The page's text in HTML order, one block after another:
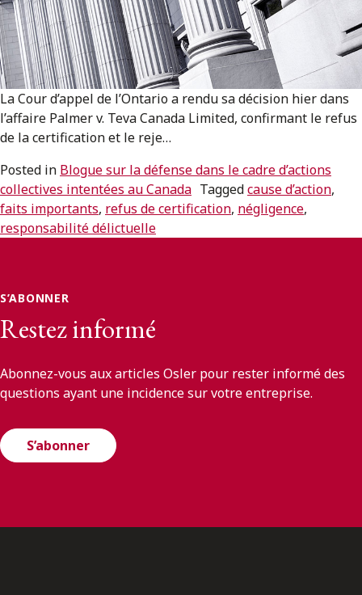
ENGLISH
S’abonner aux articles Osler
S’abonner
La Cour d’appel de l’Ontario a rendu sa décision hier dans
l’affaire Palmer v. Teva Canada Limited, confirmant le refus
de la certification et le reje…
Posted in Blogue sur la défense dans le cadre d’actions
collectives intentées au Canada Taggedcause d’action,
faits importants, refus de certification, négligence,
responsabilité délictuelle
S’ABONNER
Restez informé
Abonnez-vous aux articles Osler pour rester informé des
questions ayant une incidence sur votre entreprise.
S’abonner